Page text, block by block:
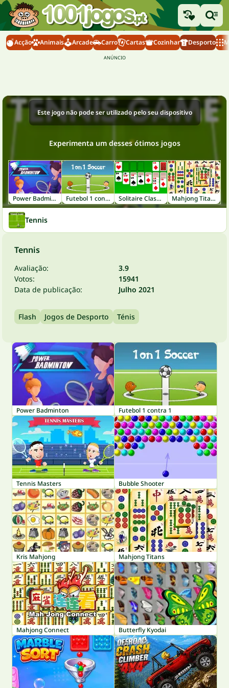
Acção Animais Arcade Carro Cartas Cozinhar Desporto
Este jogo não pode ser utilizado pelo seu dispositivo
Experimenta um desses ótimos jogos
Power Badminton Futebol 1 contra 1 Solitaire Classic Mahjong Titans
Tennis
Tennis
Avaliação:
3.9
Votos:
15941
Data de publicação:
Julho 2021
Flash Jogos de Desporto Ténis
Power Badminton Futebol 1 contra 1
Tennis Masters Bubble Shooter
Kris Mahjong Mahjong Titans
Mahjong Connect Butterfly Kyodai